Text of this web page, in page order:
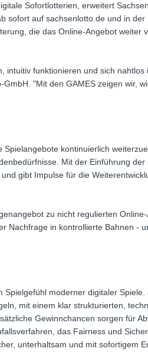
Sofortlotterien, erweitert
sofort auf sachsenlotto.de und in der
die das Online-Angebot weiter
funktionieren und sich nahtlos
"Mit den GAMES zeigen wir,
kontinuierlich
Mit der Einführung der
gibt Impulse für die
zu nicht regulierten
Nachfrage in kontrollierte Bahnen -
moderner digitaler
mit einem klar strukturierten,
Gewinnchancen sorgen für
das Fairness und
unterhaltsam und mit sofortigem